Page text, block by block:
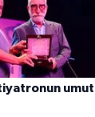
umut